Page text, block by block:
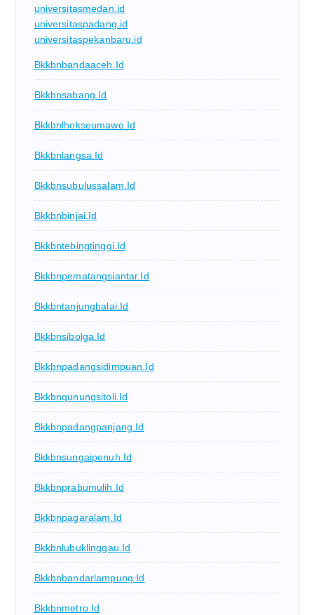
universitasmedan.id
universitaspadang.id
universitaspekanbaru.id
Bkkbnbandaaceh.id
Bkkbnsabang.id
Bkkbnlhokseumawe.id
Bkkbnlangsa.id
Bkkbnsubulussalam.id
Bkkbnbinjai.id
Bkkbntebingtinggi.id
Bkkbnpematangsiantar.id
Bkkbntanjungbalai.id
Bkkbnsibolga.id
Bkkbnpadangsidimpuan.id
Bkkbngunungsitoli.id
Bkkbnpadangpanjang.id
Bkkbnsungaipenuh.id
Bkkbnprabumulih.id
Bkkbnpagaralam.id
Bkkbnlubuklinggau.id
Bkkbnbandarlampung.id
Bkkbnmetro.id